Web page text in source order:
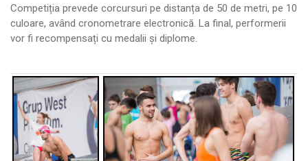
Competiția prevede corcursuri pe distanța de 50 de metri, pe 10
culoare, având cronometrare electronică. La final, performerii
vor fi recompensați cu medalii și diplome.